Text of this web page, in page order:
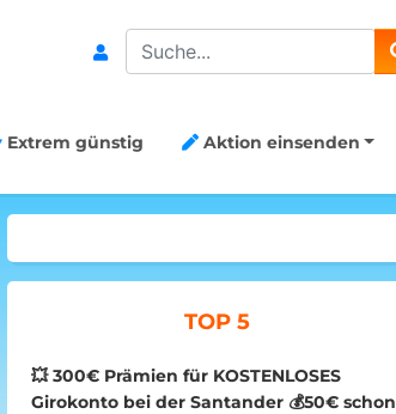
Search
Extrem günstig Aktion einsenden
TOP 5
💥 300€ Prämien für KOSTENLOSES
Girokonto bei der Santander 💰50€ schon